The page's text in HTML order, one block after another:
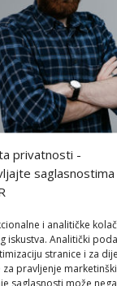
privatnosti -
saglasnostima
i analitičke
iskustva. Analitički
stranice i za
pravljenje
saglasnosti može
je 1997. godine.